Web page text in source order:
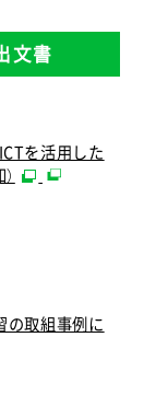
文書
を活用した
の取組事例に